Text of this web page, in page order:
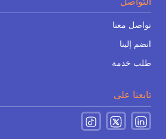
تواصل معنا
انضم إلينا
طلب خدمة
تابعنا على